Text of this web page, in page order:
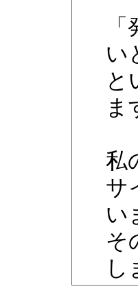
い
と
ま
私
サ
い
そ
し